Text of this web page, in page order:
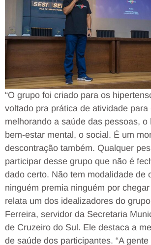
“O grupo foi criado para os
voltado pra prática de atividade para
melhorando a saúde das pessoas, o
bem-estar mental, o social. É um
descontração também. Qualquer
participar desse grupo que não é
dado certo. Não tem modalidade de
ninguém premia ninguém por chegar
relata um dos idealizadores do
Ferreira, servidor da Secretaria
de Cruzeiro do Sul. Ele destaca a
de saúde dos participantes. “A